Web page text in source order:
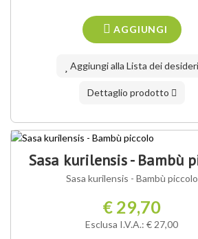
AGGIUNGI
Aggiungi alla Lista dei desideri
Dettaglio prodotto
Sasa kurilensis - Bambù
Sasa kurilensis - Bambù piccolo
€ 29,70
Esclusa I.V.A.: € 27,00